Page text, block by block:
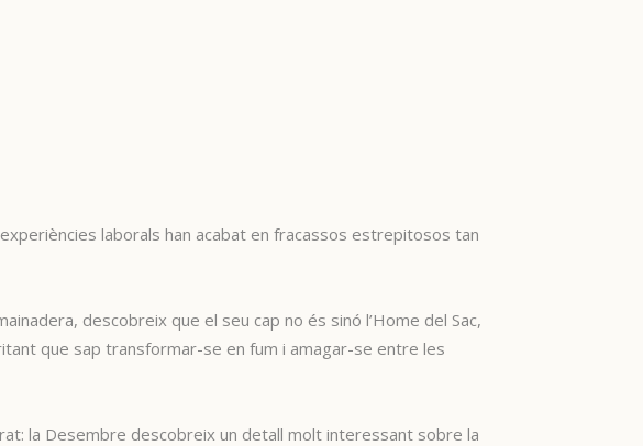
laborals han acabat en fracassos estrepitosos tan
descobreix que el seu cap no és sinó l’Home del Sac,
que sap transformar-se en fum i amagar-se entre les
la Desembre descobreix un detall molt interessant sobre la